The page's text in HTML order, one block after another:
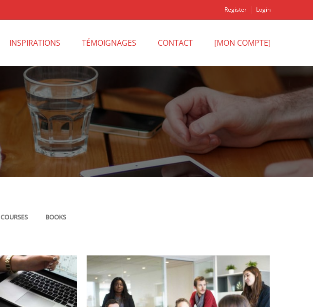
Register Login
INSPIRATIONS TÉMOIGNAGES CONTACT [MON COMPTE]
COURSES BOOKS